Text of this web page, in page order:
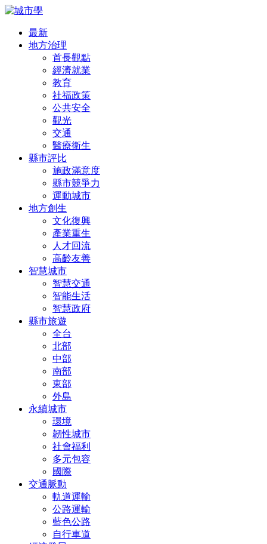
最新
地方治理
首長觀點
經濟就業
教育
社福政策
公共安全
觀光
交通
醫療衛生
縣市評比
施政滿意度
縣市競爭力
運動城市
地方創生
文化復興
產業重生
人才回流
高齡友善
智慧城市
智慧交通
智能生活
智慧政府
縣市旅遊
全台
北部
中部
南部
東部
外島
永續城市
環境
韌性城市
社會福利
多元包容
國際
交通脈動
軌道運輸
公路運輸
藍色公路
自行車道